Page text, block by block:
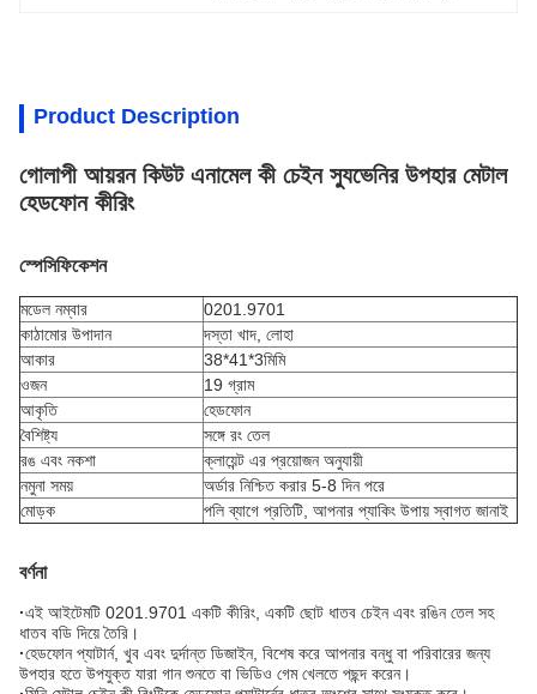
Product Description
গোলাপী আয়রন কিউট এনামেল কী চেইন স্যুভেনির উপহার মেটাল
হেডফোন কীরিং
স্পেসিফিকেশন
মডেল নম্বার
0201.9701
কাঠামোর উপাদান
দস্তা খাদ, লোহা
আকার
38*41*3মিমি
ওজন
19 গ্রাম
আকৃতি
হেডফোন
বৈশিষ্ট্য
সঙ্গে রং তেল
রঙ এবং নকশা
ক্লায়েন্ট এর প্রয়োজন অনুযায়ী
নমুনা সময়
অর্ডার নিশ্চিত করার 5-8 দিন পরে
মোড়ক
পলি ব্যাগে প্রতিটি, আপনার প্যাকিং উপায় স্বাগত জানাই
বর্ণনা
·এই আইটেমটি 0201.9701 একটি কীরিং, একটি ছোট ধাতব চেইন এবং রঙিন তেল সহ
ধাতব বডি দিয়ে তৈরি।
·হেডফোন প্যাটার্ন, খুব এবং দুর্দান্ত ডিজাইন, বিশেষ করে আপনার বন্ধু বা পরিবারের জন্য
উপহার হতে উপযুক্ত যারা গান শুনতে বা ভিডিও গেম খেলতে পছন্দ করেন।